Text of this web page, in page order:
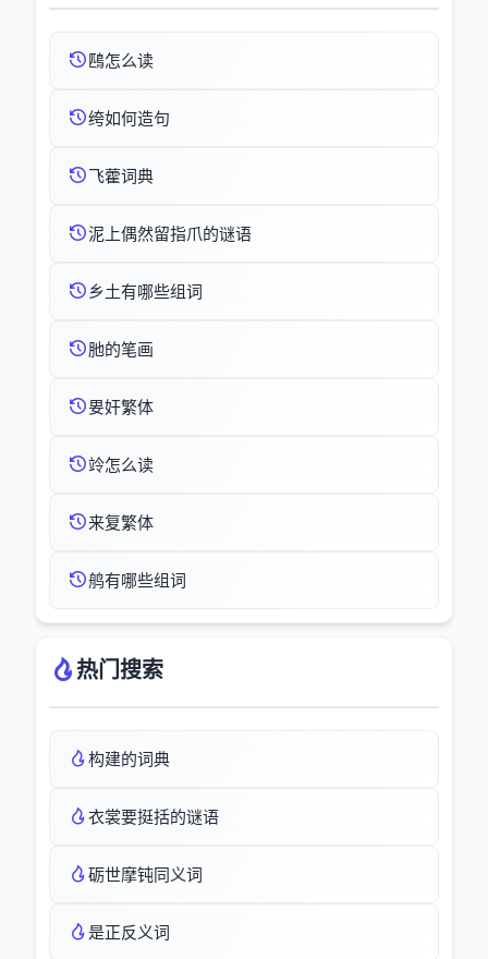
鴄怎么读
绔如何造句
飞藿词典
泥上偶然留指爪的谜语
乡土有哪些组词
肔的笔画
㚻奸繁体
竛怎么读
来复繁体
鸼有哪些组词
热门搜索
构建的词典
衣裳要挺括的谜语
砺世摩钝同义词
是正反义词